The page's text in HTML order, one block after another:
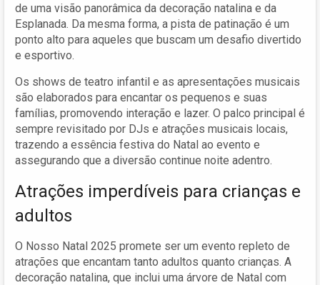
de uma visão panorâmica da decoração natalina e da
Esplanada. Da mesma forma, a pista de patinação é um
ponto alto para aqueles que buscam um desafio divertido
e esportivo.
Os shows de teatro infantil e as apresentações musicais
são elaborados para encantar os pequenos e suas
famílias, promovendo interação e lazer. O palco principal é
sempre revisitado por DJs e atrações musicais locais,
trazendo a essência festiva do Natal ao evento e
assegurando que a diversão continue noite adentro.
Atrações imperdíveis para crianças e
adultos
O Nosso Natal 2025 promete ser um evento repleto de
atrações que encantam tanto adultos quanto crianças. A
decoração natalina, que inclui uma árvore de Natal com